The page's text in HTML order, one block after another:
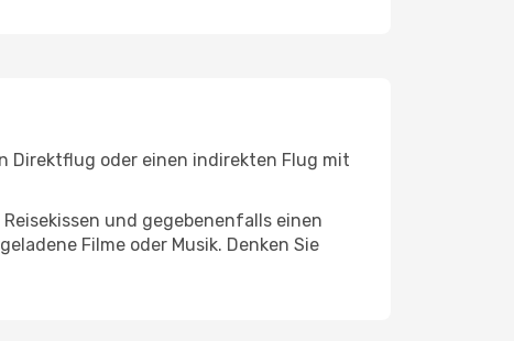
Direktflug oder einen indirekten Flug mit
und gegebenenfalls einen
Filme oder Musik. Denken Sie